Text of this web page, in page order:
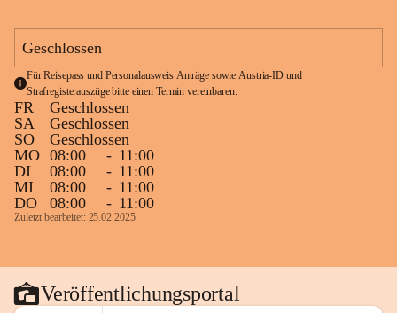
Geschlossen
Für Reisepass und Personalausweis Anträge sowie Austria-ID und
Strafregisterauszüge bitte einen Termin vereinbaren.
FR
Geschlossen
SA
Geschlossen
SO
Geschlossen
MO 08:00 - 11:00
DI
08:00 - 11:00
MI
08:00 - 11:00
DO
08:00 - 11:00
Zuletzt bearbeitet: 25.02.2025
Veröffentlichungsportal